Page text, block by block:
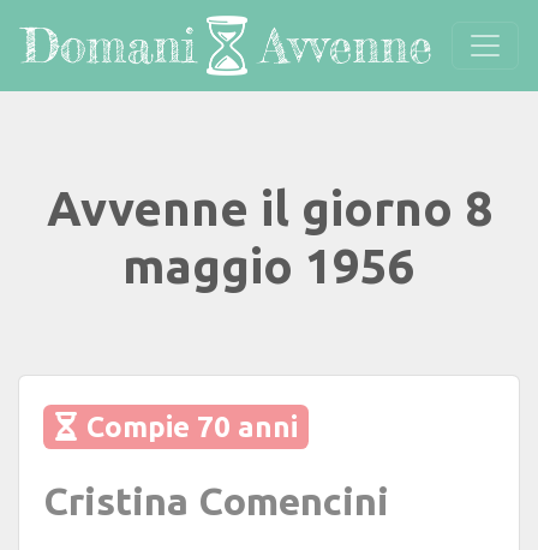
Avvenne il giorno 8
maggio 1956
Compie 70 anni
Cristina Comencini